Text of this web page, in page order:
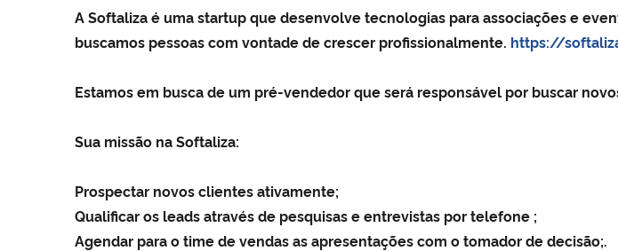
A Softaliza é uma startup que desenvolve tecnologias para associações e
buscamos pessoas com vontade de crescer profissionalmente. https://
Estamos em busca de um pré-vendedor que será responsável por buscar
Sua missão na Softaliza:
Prospectar novos clientes ativamente;
Qualificar os leads através de pesquisas e entrevistas por telefone ;
Agendar para o time de vendas as apresentações com o tomador de decisão;.